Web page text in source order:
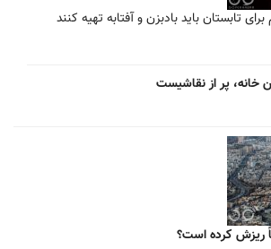
تابستان باید بادبزن و آفتابه تهیه کنند
خانه، پر از نقاشیست
ریزش کرده است؟